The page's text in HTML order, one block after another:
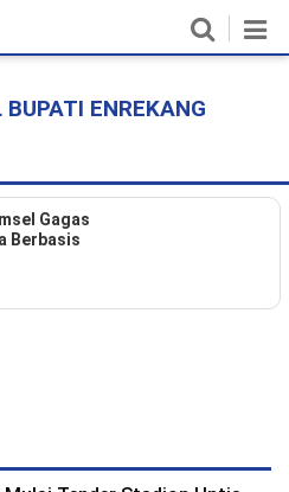
ENREKANG
Gagas
Berbasis